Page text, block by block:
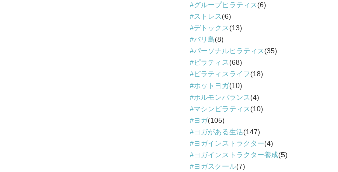
グループピラティス(6)
ストレス(6)
デトックス(13)
バリ島(8)
パーソナルピラティス(35)
ピラティス(68)
ピラティスライフ(18)
ホットヨガ(10)
ホルモンバランス(4)
マシンピラティス(10)
ヨガ(105)
ヨガがある生活(147)
ヨガインストラクター(4)
ヨガインストラクター養成(5)
ヨガスクール(7)